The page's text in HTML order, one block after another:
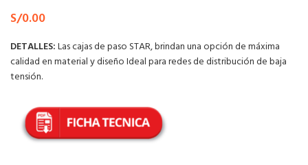
S/0.00
DETALLES:Las cajas de paso STAR, brindan una opción de máxima
calidad en material y diseño Ideal para redes de distribución de baja
tensión.